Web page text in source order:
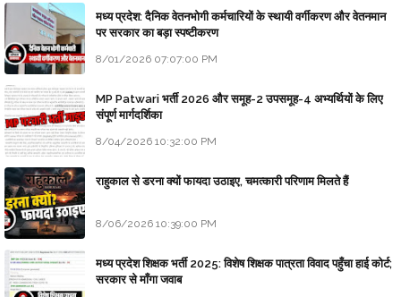
मध्य प्रदेश: दैनिक वेतनभोगी कर्मचारियों के स्थायी वर्गीकरण और वेतनमान
पर सरकार का बड़ा स्पष्टीकरण
8/01/2026 07:07:00 PM
MP Patwari भर्ती 2026 और समूह-2 उपसमूह-4 अभ्यर्थियों के लिए
संपूर्ण मार्गदर्शिका
8/04/2026 10:32:00 PM
राहुकाल से डरना क्यों फायदा उठाइए, चमत्कारी परिणाम मिलते हैं
8/06/2026 10:39:00 PM
मध्य प्रदेश शिक्षक भर्ती 2025: विशेष शिक्षक पात्रता विवाद पहुँचा हाई कोर्ट;
सरकार से माँगा जवाब